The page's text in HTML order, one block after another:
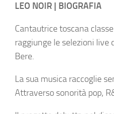
LEO NOIR |
Cantautrice toscana
raggiunge le selezioni live
Bere.
La sua musica raccoglie
Attraverso sonorità pop,